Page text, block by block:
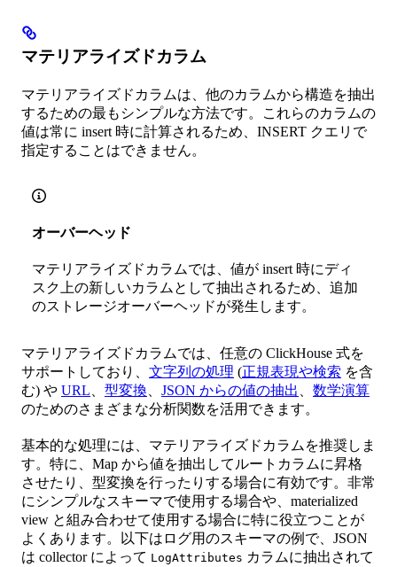
マテリアライズドカラム
マテリアライズドカラムは、他のカラムから構造を抽出
するための最もシンプルな方法です。これらのカラムの
値は常に insert 時に計算されるため、INSERT クエリで
指定することはできません。
オーバーヘッド
マテリアライズドカラムでは、値が insert 時にディ
スク上の新しいカラムとして抽出されるため、追加
のストレージオーバーヘッドが発生します。
マテリアライズドカラムでは、任意の ClickHouse 式を
サポートしており、 文字列の処理 (正規表現や検索 を含
む) や URL 型変換 JSON からの値の抽出
数学演算
のためのさまざまな分析関数を活用できます。
基本的な処理には、マテリアライズドカラムを推奨しま
す。特に、Map から値を抽出してルートカラムに昇格
させたり、型変換を行ったりする場合に有効です。非常
にシンプルなスキーマで使用する場合や、materialized
view と組み合わせて使用する場合に特に役立つことが
よくあります。以下はログ用のスキーマの例で、JSON
は collector によって LogAttributes カラムに抽出されて